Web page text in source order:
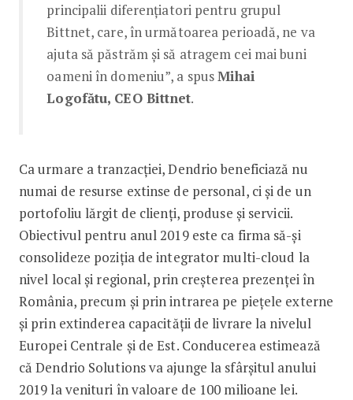
principalii diferențiatori pentru grupul
Bittnet, care, în următoarea perioadă, ne va
ajuta să păstrăm și să atragem cei mai buni
oameni în domeniu”, a spusMihai
Logofătu, CEO Bittnet.
Ca urmare a tranzacției, Dendrio beneficiază nu
numai de resurse extinse de personal, ci și de un
portofoliu lărgit de clienți, produse și servicii.
Obiectivul pentru anul 2019 este ca firma să-și
consolideze poziția de integrator multi-cloud la
nivel local și regional, prin creșterea prezenței în
România, precum și prin intrarea pe piețele externe
și prin extinderea capacității de livrare la nivelul
Europei Centrale și de Est. Conducerea estimează
că Dendrio Solutions va ajunge la sfârșitul anului
2019 la venituri în valoare de 100 milioane lei.